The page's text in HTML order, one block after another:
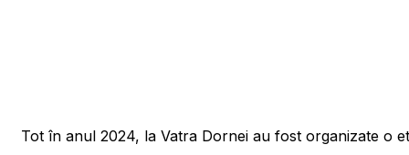
Tot în anul 2024, la Vatra Dornei au fost organizate o